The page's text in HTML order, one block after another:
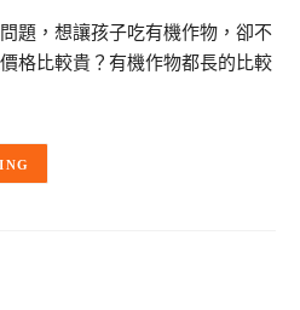
題，想讓孩子吃有機作物，卻不
格比較貴？有機作物都長的比較